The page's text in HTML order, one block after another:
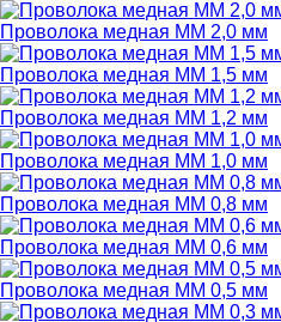
Проволока медная ММ 2,0 мм
Проволока медная ММ 1,5 мм
Проволока медная ММ 1,2 мм
Проволока медная ММ 1,0 мм
Проволока медная ММ 0,8 мм
Проволока медная ММ 0,6 мм
Проволока медная ММ 0,5 мм